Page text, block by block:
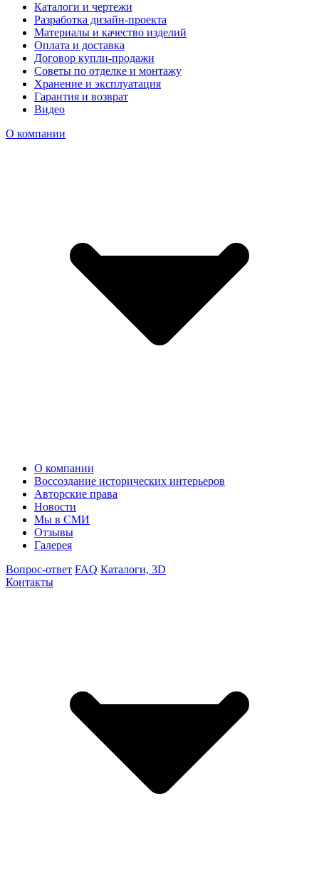
Каталоги и чертежи
Разработка дизайн-проекта
Материалы и качество изделий
Оплата и доставка
Договор купли-продажи
Советы по отделке и монтажу
Хранение и эксплуатация
Гарантия и возврат
Видео
О компании
О компании
Воссоздание исторических интерьеров
Авторские права
Новости
Мы в СМИ
Отзывы
Галерея
Вопрос-ответ FAQ Каталоги, 3D
Контакты